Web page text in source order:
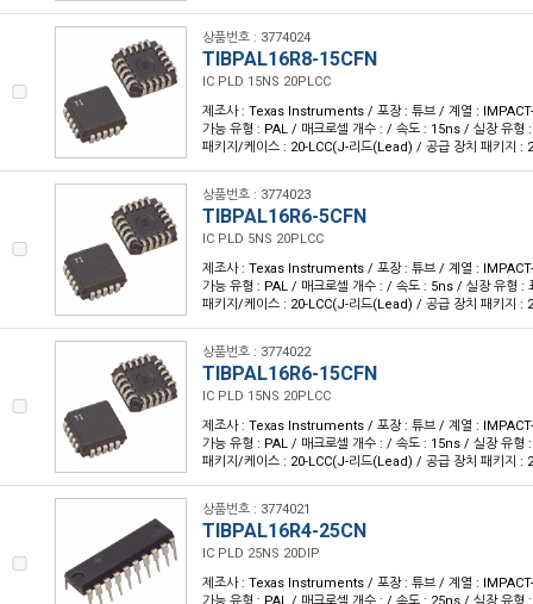
상품번호 : 3774024
TIBPAL16R8-15CFN
IC PLD 15NS 20PLCC
제조사 : Texas Instruments / 포장 : 튜브 / 계열 :
가능 유형 : PAL / 매크로셀 개수 : / 속도 : 15ns / 실장 유형
패키지/케이스 : 20-LCC(J-리드(Lead) / 공급 장치 패키지 :
상품번호 : 3774023
TIBPAL16R6-5CFN
IC PLD 5NS 20PLCC
제조사 : Texas Instruments / 포장 : 튜브 / 계열 :
가능 유형 : PAL / 매크로셀 개수 : / 속도 : 5ns / 실장 유형 :
패키지/케이스 : 20-LCC(J-리드(Lead) / 공급 장치 패키지 :
상품번호 : 3774022
TIBPAL16R6-15CFN
IC PLD 15NS 20PLCC
제조사 : Texas Instruments / 포장 : 튜브 / 계열 :
가능 유형 : PAL / 매크로셀 개수 : / 속도 : 15ns / 실장 유형
패키지/케이스 : 20-LCC(J-리드(Lead) / 공급 장치 패키지 :
상품번호 : 3774021
TIBPAL16R4-25CN
IC PLD 25NS 20DIP
제조사 : Texas Instruments / 포장 : 튜브 / 계열 :